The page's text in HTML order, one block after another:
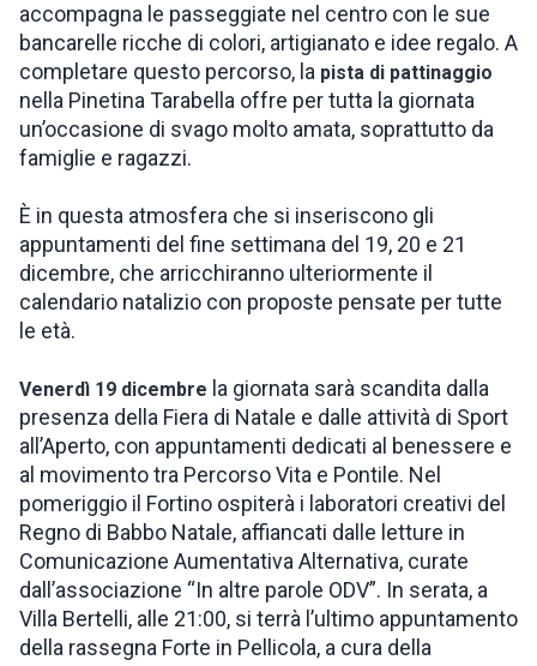
accompagna le passeggiate nel centro con le sue
bancarelle ricche di colori, artigianato e idee regalo. A
completare questo percorso, la pista di pattinaggio
nella Pinetina Tarabella offre per tutta la giornata
un’occasione di svago molto amata, soprattutto da
famiglie e ragazzi.
È in questa atmosfera che si inseriscono gli
appuntamenti del fine settimana del 19, 20 e 21
dicembre, che arricchiranno ulteriormente il
calendario natalizio con proposte pensate per tutte
le età.
Venerdì 19 dicembre la giornata sarà scandita dalla
presenza della Fiera di Natale e dalle attività di Sport
all’Aperto, con appuntamenti dedicati al benessere e
al movimento tra Percorso Vita e Pontile. Nel
pomeriggio il Fortino ospiterà i laboratori creativi del
Regno di Babbo Natale, affiancati dalle letture in
Comunicazione Aumentativa Alternativa, curate
dall’associazione “In altre parole ODV”. In serata, a
Villa Bertelli, alle 21:00, si terrà l’ultimo appuntamento
della rassegna Forte in Pellicola, a cura della